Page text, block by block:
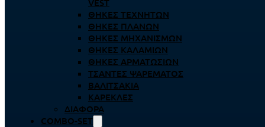
VEST
ΘΉΚΕΣ ΤΕΧΝΗΤΏΝ
ΘΉΚΕΣ ΠΛΆΝΩΝ
ΘΉΚΕΣ ΜΗΧΑΝΙΣΜΏΝ
ΘΉΚΕΣ ΚΑΛΑΜΙΏΝ
ΘΉΚΕΣ ΑΡΜΑΤΩΣΙΏΝ
ΤΣΆΝΤΕΣ ΨΑΡΈΜΑΤΟΣ
ΒΑΛΙΤΣΆΚΙΑ
ΚΑΡΈΚΛΕΣ
ΔΙΆΦΟΡΑ
COMBO-SET